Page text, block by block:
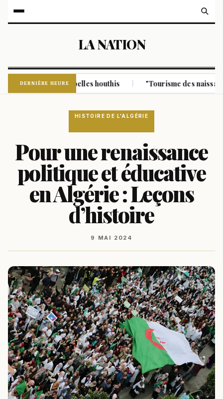
LA NATION
DERNIÈRE HEURE
de rebelles houthis | "Tourisme des naissances" :
HISTOIRE DE L'ALGÉRIE
Pour une renaissance
politique et éducative
en Algérie : Leçons
d’histoire
9 MAI 2024